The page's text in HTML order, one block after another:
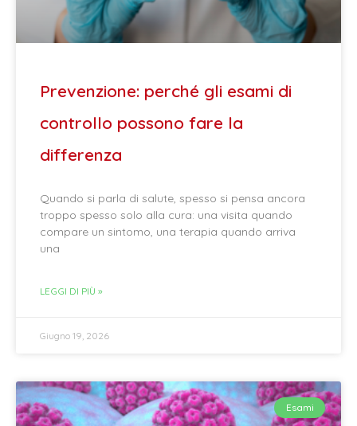
Prevenzione: perché gli esami di
controllo possono fare la
differenza
Quando si parla di salute, spesso si pensa ancora
troppo spesso solo alla cura: una visita quando
compare un sintomo, una terapia quando arriva
una
LEGGI DI PIÙ »
Giugno 19, 2026
Esami